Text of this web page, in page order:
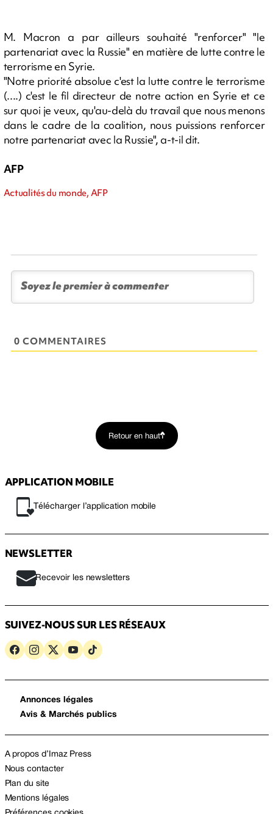
M. Macron a par ailleurs souhaité "renforcer" "le
partenariat avec la Russie" en matière de lutte contre le
terrorisme en Syrie.
"Notre priorité absolue c'est la lutte contre le terrorisme
(....) c'est le fil directeur de notre action en Syrie et ce
sur quoi je veux, qu'au-delà du travail que nous menons
dans le cadre de la coalition, nous puissions renforcer
notre partenariat avec la Russie", a-t-il dit.
AFP
Actualités du monde, AFP
0 COMMENTAIRES
Retour en haut
APPLICATION MOBILE
Télécharger l’application mobile
NEWSLETTER
Recevoir les newsletters
SUIVEZ-NOUS SUR LES RÉSEAUX
Annonces légales
Avis & Marchés publics
A propos d’Imaz Press
Nous contacter
Plan du site
Mentions légales